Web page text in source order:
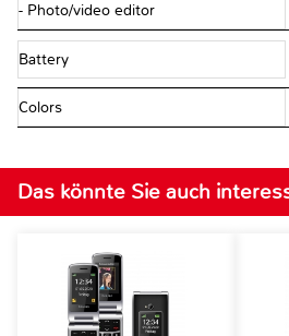
- Photo/video editor
Battery
Colors
Das könnte Sie auch